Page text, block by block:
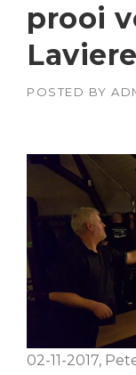
prooi
POSTED BY
02-11-2017,